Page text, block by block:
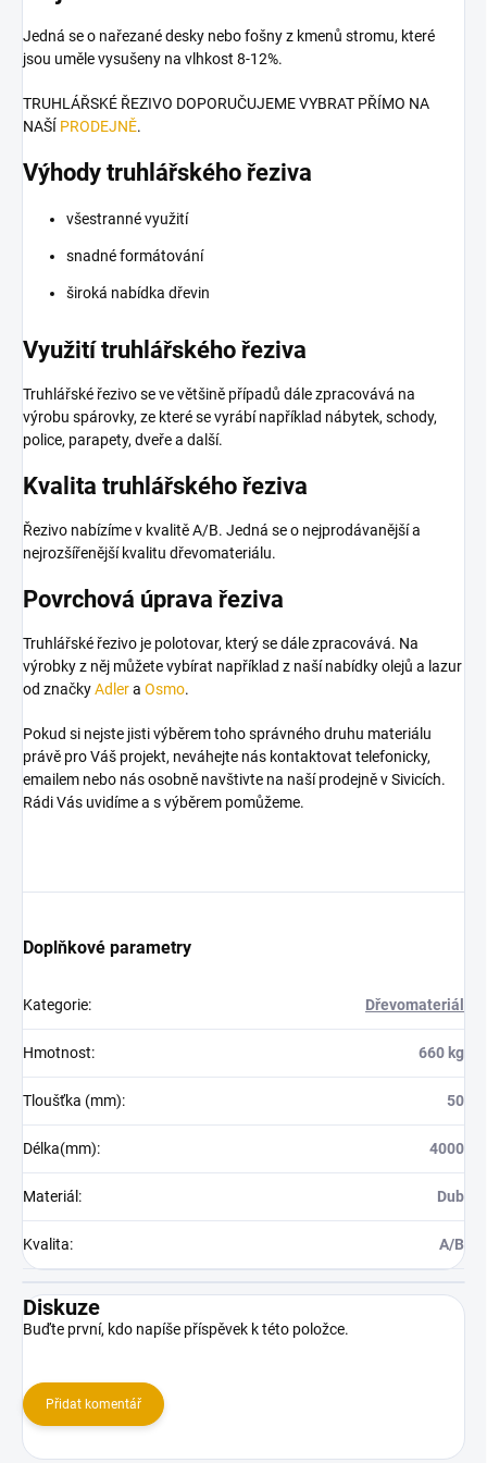
Jedná se o nařezané desky nebo fošny z kmenů stromu, které
jsou uměle vysušeny na vlhkost 8-12%.
TRUHLÁŘSKÉ ŘEZIVO DOPORUČUJEME VYBRAT PŘÍMO NA
NAŠÍ PRODEJNĚ.
Výhody truhlářského řeziva
všestranné využití
snadné formátování
široká nabídka dřevin
Využití truhlářského řeziva
Truhlářské řezivo se ve většině případů dále zpracovává na
výrobu spárovky, ze které se vyrábí například nábytek, schody,
police, parapety, dveře a další.
Kvalita truhlářského řeziva
Řezivo nabízíme v kvalitě A/B. Jedná se o nejprodávanější a
nejrozšířenější kvalitu dřevomateriálu.
Povrchová úprava řeziva
Truhlářské řezivo je polotovar, který se dále zpracovává. Na
výrobky z něj můžete vybírat například z naší nabídky olejů a lazur
od značkyAdlera Osmo.
Pokud si nejste jisti výběrem toho správného druhu materiálu
právě pro Váš projekt, neváhejte nás kontaktovat telefonicky,
emailem nebo nás osobně navštivte na naší prodejně v Sivicích.
Rádi Vás uvidíme a s výběrem pomůžeme.
Doplňkové parametry
Kategorie: Dřevomateriál
Hmotnost: 660 kg
Tloušťka (mm): 50
Délka(mm): 4000
Materiál : Dub
Kvalita: A/B
Diskuze
Buďte první, kdo napíše příspěvek k této položce.
Přidat komentář